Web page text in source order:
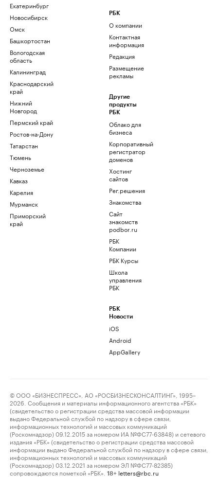
Екатеринбург
Новосибирск
Омск
Башкортостан
Вологодская
область
Калининград
Краснодарский
край
Нижний
Новгород
Пермский край
Ростов-на-Дону
Татарстан
Тюмень
Черноземье
Кавказ
Карелия
Мурманск
Приморский
край
РБК
О компании
Контактная
информация
Редакция
Размещение
рекламы
Другие
продукты
РБК
Облако для
бизнеса
Корпоративный
регистратор
доменов
Хостинг
сайтов
Рег.решения
Знакомства
Сайт
знакомств
podbor.ru
РБК
Компании
РБК Курсы
Школа
управления
РБК
РБК
Новости
iOS
Android
AppGallery
© ООО «БИЗНЕСПРЕСС», АО «РОСБИЗНЕСКОНСАЛТИНГ», 1995–
2026. Сообщения и материалы информационного агентства «РБК»
(свидетельство о регистрации средства массовой информации
выдано Федеральной службой по надзору в сфере связи,
информационных технологий и массовых коммуникаций
(Роскомнадзор) 09.12.2015 за номером ИА №ФС77-63848) и сетевого
издания «РБК» (свидетельство о регистрации средства массовой
информации выдано Федеральной службой по надзору в сфере связи,
информационных технологий и массовых коммуникаций
(Роскомнадзор) 03.12.2021 за номером ЭЛ №ФС77-82385)
сопровождаются пометкой «РБК».
18+ letters@rbc.ru